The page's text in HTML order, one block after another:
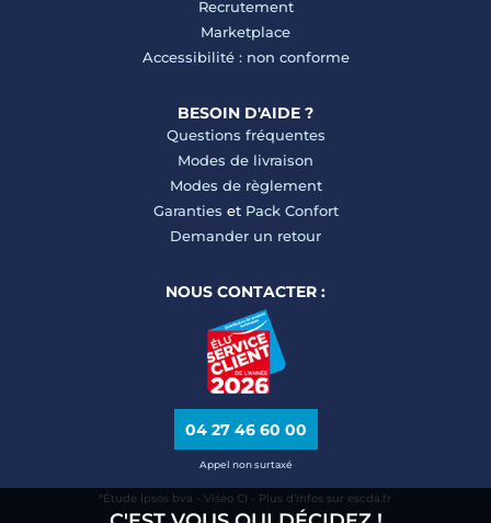
Recrutement
Marketplace
Accessibilité : non conforme
BESOIN D'AIDE ?
Questions fréquentes
Modes de livraison
Modes de règlement
Garanties et Pack Confort
Demander un retour
NOUS CONTACTER :
04 27 46 60 00
Appel non surtaxé
*Étude Ipsos bva - Viséo CI - Plus d’infos sur escda.fr